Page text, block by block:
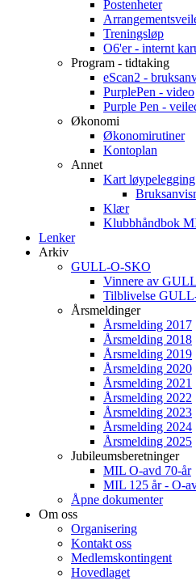
Postenheter
Treningsløp
O6'er - internt
Program - tidtaking
eScan2 -
PurplePen - video
Purple Pen -
Økonomi
Økonomirutiner
Kontoplan
Annet
Kart
Klær
Klubbhåndbok
Lenker
Arkiv
GULL-O-SKO
Vinnere av
Tilblivelse
Årsmeldinger
Årsmelding 2017
Årsmelding 2018
Årsmelding 2019
Årsmelding 2020
Årsmelding 2021
Årsmelding 2022
Årsmelding 2023
Årsmelding 2024
Årsmelding 2025
Jubileumsberetninger
MIL O-avd 70-år
MIL 125 år - O-
Åpne dokumenter
Om oss
Organisering
Kontakt oss
Medlemskontingent
Hovedlaget